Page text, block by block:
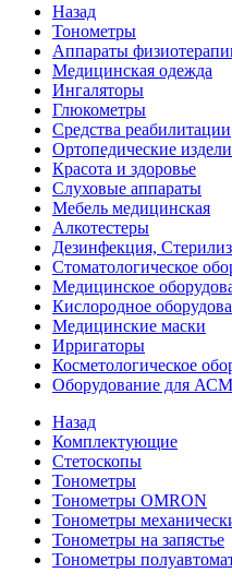
Назад
Тонометры
Аппараты
Медицинская одежда
Ингаляторы
Глюкометры
Средства реабилитации
Ортопедические
Красота и здоровье
Слуховые аппараты
Мебель медицинская
Алкотестеры
Дезинфекция,
Стоматологическое
Медицинское
Кислородное
Медицинские маски
Ирригаторы
Косметологическое
Оборудование для
Назад
Комплектующие
Стетоскопы
Тонометры
Тонометры OMRON
Тонометры
Тонометры на запястье
Тонометры